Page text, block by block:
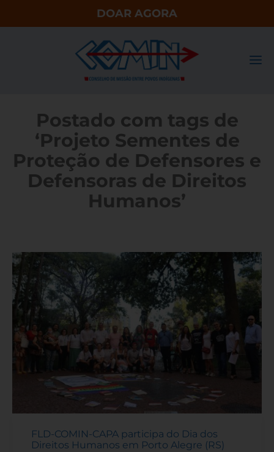
DOAR AGORA
Postado com tags de
‘Projeto Sementes de
Proteção de Defensores e
Defensoras de Direitos
Humanos’
FLD-COMIN-CAPA participa do Dia dos
Direitos Humanos em Porto Alegre (RS)